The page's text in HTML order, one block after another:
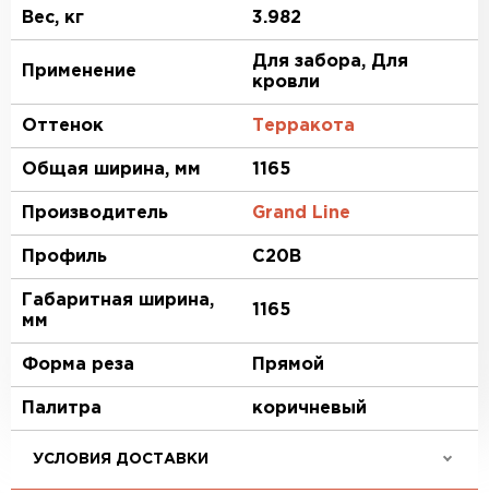
Вес, кг 3.982
Применение
Для забора, Для
кровли
Оттенок Терракота
Общая ширина, мм 1165
Производитель Grand Line
Профиль C20В
Габаритная ширина,
мм
1165
Форма реза Прямой
Палитра коричневый
УСЛОВИЯ ДОСТАВКИ